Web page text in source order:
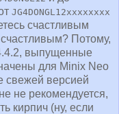
JG4DONGL12xxxxxxxx
счастливым
Потому,
выпущенные
для Minix Neo
свежей версией
не рекомендуется,
кирпич (ну, если